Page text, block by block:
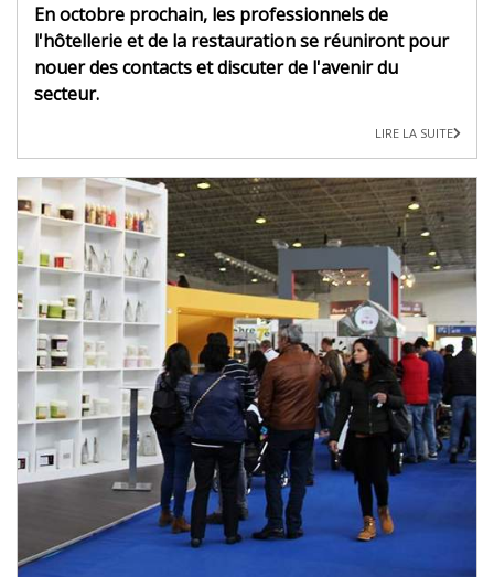
En octobre prochain, les professionnels de
l'hôtellerie et de la restauration se réuniront pour
nouer des contacts et discuter de l'avenir du
secteur.
LIRE LA SUITE